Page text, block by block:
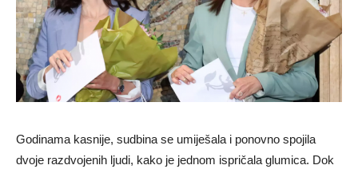
Godinama kasnije, sudbina se umiješala i ponovno spojila
dvoje razdvojenih ljudi, kako je jednom ispričala glumica. Dok